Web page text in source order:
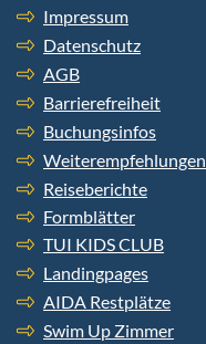
Impressum
Datenschutz
AGB
Barrierefreiheit
Buchungsinfos
Weiterempfehlungen
Reiseberichte
Formblätter
TUI KIDS CLUB
Landingpages
AIDA Restplätze
Swim Up Zimmer